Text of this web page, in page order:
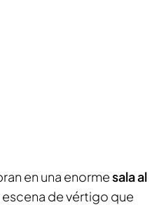
en una enormesala al
escena de vértigo que